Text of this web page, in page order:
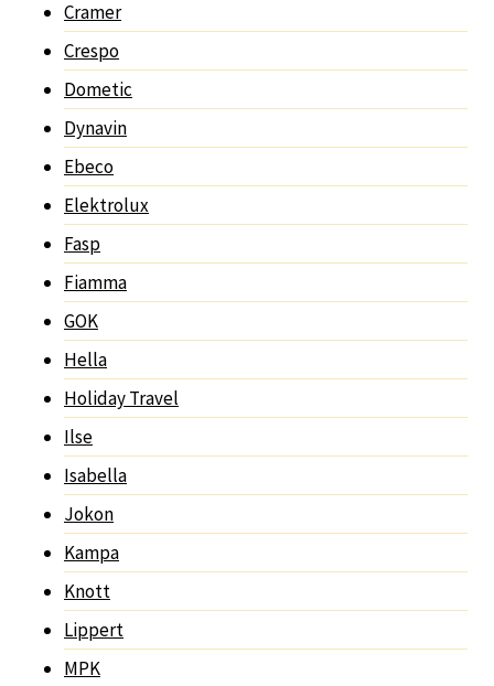
Cramer
Crespo
Dometic
Dynavin
Ebeco
Elektrolux
Fasp
Fiamma
GOK
Hella
Holiday Travel
Ilse
Isabella
Jokon
Kampa
Knott
Lippert
MPK